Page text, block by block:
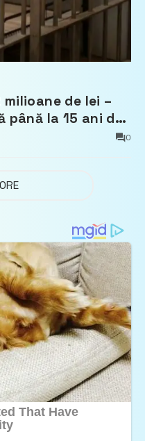
de lei –
până la 15 ani de
0